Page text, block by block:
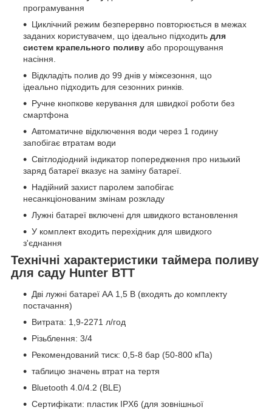
програмування
Циклічний режим безперервно повторюється в межах
заданих користувачем, що ідеально підходить для
систем крапельного поливу або пророщування
насіння.
Відкладіть полив до 99 днів у міжсезоння, що
ідеально підходить для сезонних ринків.
Ручне кнопкове керування для швидкої роботи без
смартфона
Автоматичне відключення води через 1 годину
запобігає втратам води
Світлодіодний індикатор попередження про низький
заряд батареї вказує на заміну батареї.
Надійний захист паролем запобігає
несанкціонованим змінам розкладу
Лужні батареї включені для швидкого встановлення
У комплект входить перехідник для швидкого
з'єднання
Технічні характеристики таймера поливу
для саду Hunter BTT
Дві лужні батареї АА 1,5 В (входять до комплекту
постачання)
Витрата: 1,9-2271 л/год
Різьблення: 3/4
Рекомендований тиск: 0,5-8 бар (50-800 кПа)
таблицю значень втрат на тертя
Bluetooth 4.0/4.2 (BLE)
Сертифікати: пластик IPX6 (для зовнішньої